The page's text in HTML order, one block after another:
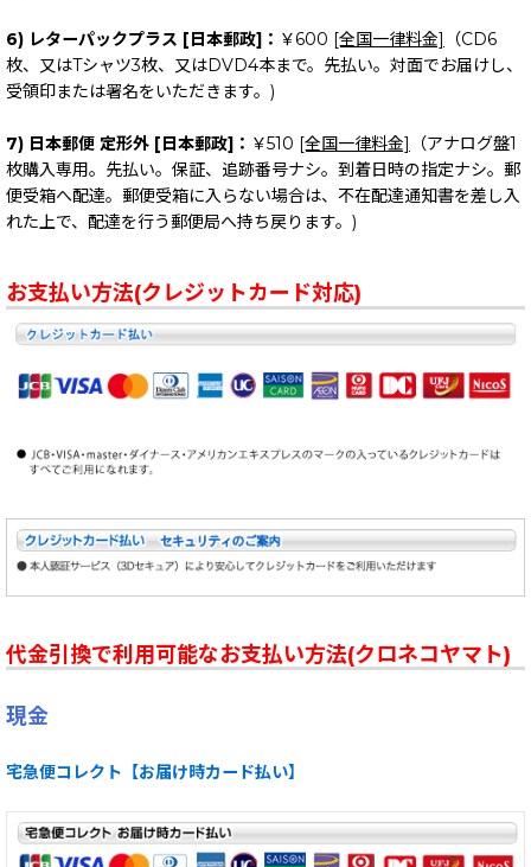
6) レターパックプラス [日本郵政]： ￥600 [全国一律料金]
（CD6
枚、又はTシャツ3枚、又はDVD4本まで。先払い。対面でお届けし、
受領印または署名をいただきます。)
7) 日本郵便 定形外 [日本郵政]： ￥510 [全国一律料金]
（アナログ盤1
枚購入専用。先払い。保証、追跡番号ナシ。到着日時の指定ナシ。郵
便受箱へ配達。郵便受箱に入らない場合は、不在配達通知書を差し入
れた上で、配達を行う郵便局へ持ち戻ります。)
お支払い方法(クレジットカード対応)
代金引換で利用可能なお支払い方法(クロネコヤマト)
現金
宅急便コレクト【お届け時カード払い】